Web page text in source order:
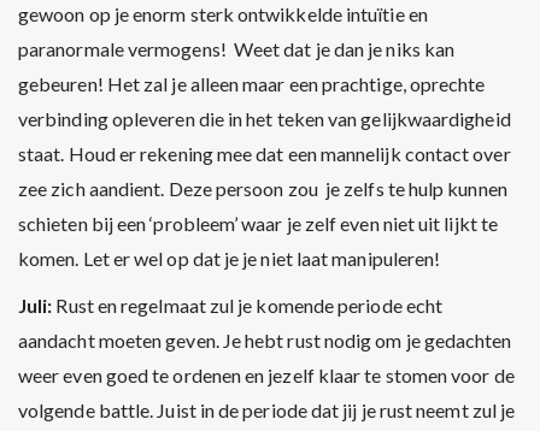
gewoon op je enorm sterk ontwikkelde intuïtie en
paranormale vermogens! Weet dat je dan je niks kan
gebeuren! Het zal je alleen maar een prachtige, oprechte
verbinding opleveren die in het teken van gelijkwaardigheid
staat. Houd er rekening mee dat een mannelijk contact over
zee zich aandient. Deze persoon zou je zelfs te hulp kunnen
schieten bij een ‘probleem’ waar je zelf even niet uit lijkt te
komen. Let er wel op dat je je niet laat manipuleren!
Juli: Rust en regelmaat zul je komende periode echt
aandacht moeten geven. Je hebt rust nodig om je gedachten
weer even goed te ordenen en jezelf klaar te stomen voor de
volgende battle. Juist in de periode dat jij je rust neemt zul je